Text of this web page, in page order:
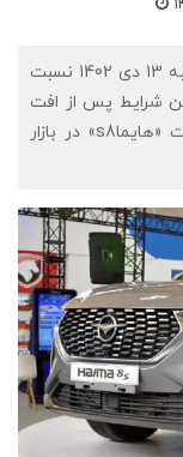
اقتصادنیوز: خودروهای مونتاژی امروز چهارشنبه 13 دی 1402 نسبت
شرایط پس از افت
قیمت در سه روز گذشته شاهد تثبت قیمت «هایماs8» در بازار